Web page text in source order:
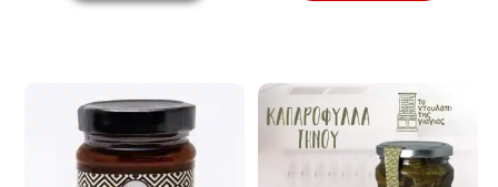
était :
est :